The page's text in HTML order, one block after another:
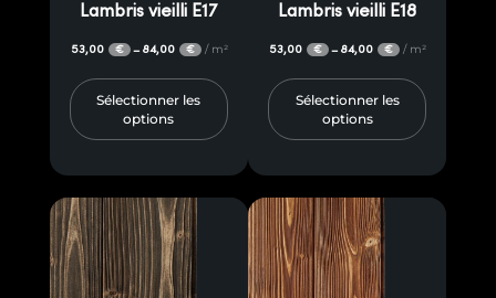
Lambris vieilli E17
53,00 € – 84,00 € / m²
Sélectionner les
options
Lambris vieilli E18
53,00 € – 84,00 € / m²
Sélectionner les
options